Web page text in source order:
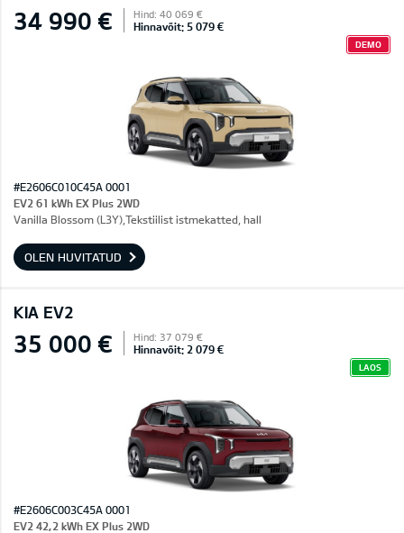
34 990 € Hind: 40 069 €
Hinnavõit: 5 079 €
DEMO
#E2606C010C45A 0001
EV2 61 kWh EX Plus 2WD
Vanilla Blossom (L3Y),Tekstiilist istmekatted, hall
OLEN HUVITATUD
KIA EV2
35 000 € Hind: 37 079 €
Hinnavõit: 2 079 €
LAOS
#E2606C003C45A 0001
EV2 42,2 kWh EX Plus 2WD